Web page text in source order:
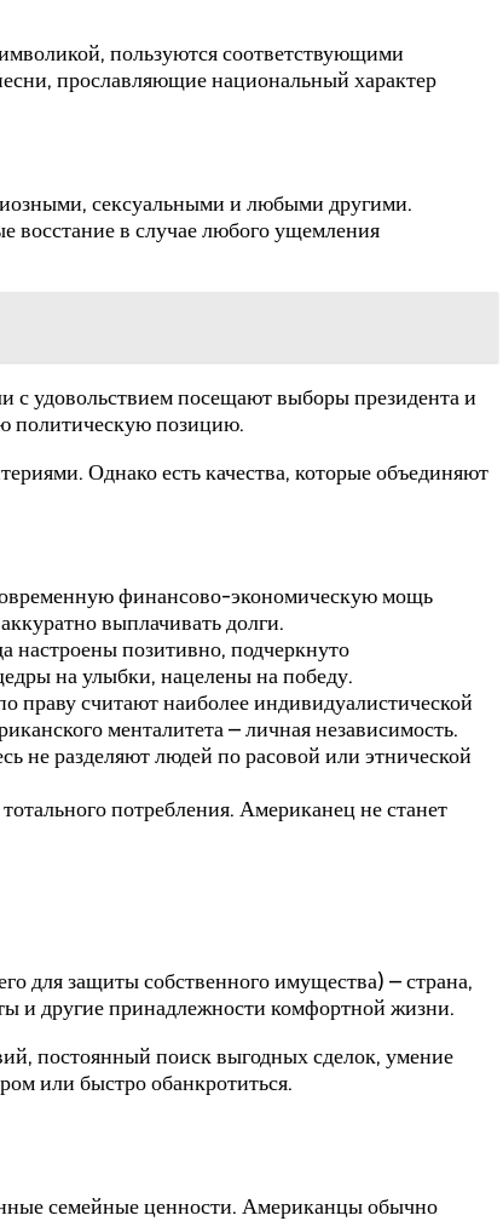
пользуются соответствующими
прославляющие национальный характер
сексуальными и любыми другими.
восстание в случае любого ущемления
с удовольствием посещают выборы президента и
политическую позицию.
Однако есть качества, которые объединяют
финансово-экономическую мощь
выплачивать долги.
настроены позитивно, подчеркнуто
на улыбки, нацелены на победу.
считают наиболее индивидуалистической
менталитета – личная независимость.
не разделяют людей по расовой или этнической
потребления. Американец не станет
для защиты собственного имущества) – страна,
и другие принадлежности комфортной жизни.
постоянный поиск выгодных сделок, умение
или быстро обанкротиться.
семейные ценности. Американцы обычно